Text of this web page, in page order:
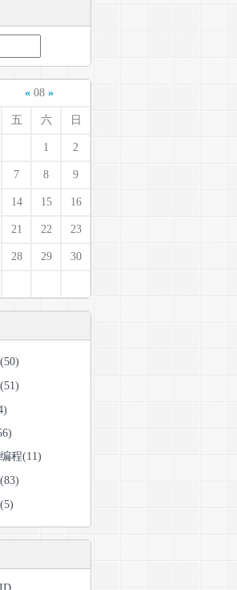
« 08»
五 六 日
1 2
7 8 9
14 15 16
21 22 23
28 29 30
程(11)